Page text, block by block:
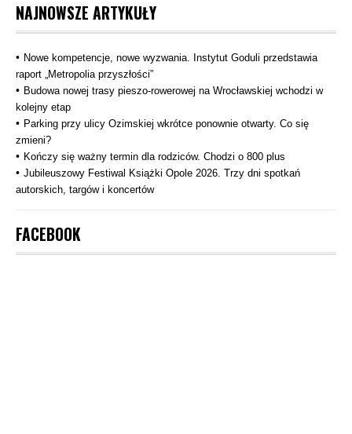
NAJNOWSZE ARTYKUŁY
Nowe kompetencje, nowe wyzwania. Instytut Goduli przedstawia
raport „Metropolia przyszłości”
Budowa nowej trasy pieszo‑rowerowej na Wrocławskiej wchodzi w
kolejny etap
Parking przy ulicy Ozimskiej wkrótce ponownie otwarty. Co się
zmieni?
Kończy się ważny termin dla rodziców. Chodzi o 800 plus
Jubileuszowy Festiwal Książki Opole 2026. Trzy dni spotkań
autorskich, targów i koncertów
FACEBOOK